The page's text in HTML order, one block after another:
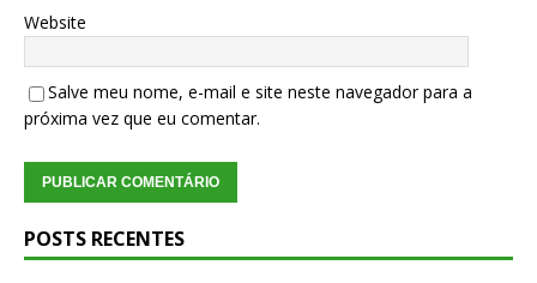
Website
Salve meu nome, e-mail e site neste navegador para a
próxima vez que eu comentar.
POSTS RECENTES